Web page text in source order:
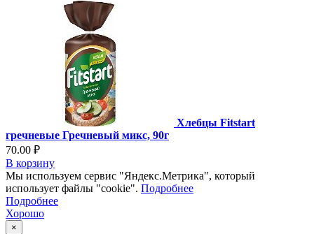
Хлебцы Fitstart
гречневые Гречневый микс, 90г
70.00 ₽
В корзину
Мы используем сервис "Яндекс.Метрика", который
использует файлы "cookie". Подробнее
Подробнее
Хорошо
×